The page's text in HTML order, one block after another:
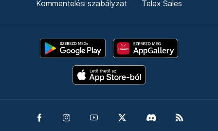
Kommentelési szabályzat Telex Sales